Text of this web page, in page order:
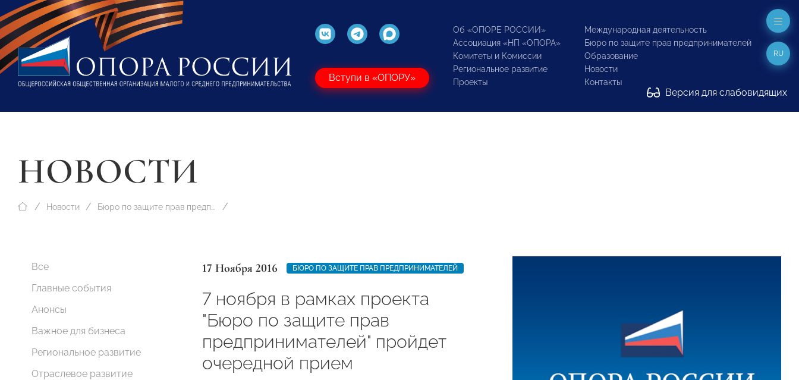
Вступи в «ОПОРУ»
Об «ОПОРЕ РОССИИ»
Ассоциация «НП «ОПОРА»
Комитеты и Комиссии
Региональное развитие
Проекты
Международная деятельность
Бюро по защите прав предпринимателей
Образование
Новости
Контакты
Версия для слабовидящих
RU
НОВОСТИ
Новости Бюро по защите прав предпринимателей
Все
Главные события
Анонсы
Важное для бизнеса
Региональное развитие
Отраслевое развитие
17 Ноября 2016 БЮРО ПО ЗАЩИТЕ ПРАВ ПРЕДПРИНИМАТЕЛЕЙ
7 ноября в рамках проекта
"Бюро по защите прав
предпринимателей" пройдет
очередной прием